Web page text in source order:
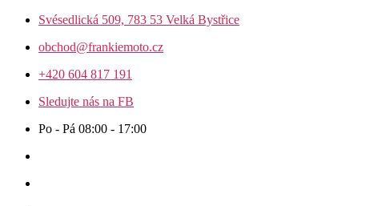
Přejít
obsahu
Svésedlická 509, 783 53 Velká Bystřice
obchod@frankiemoto.cz
+420 604 817 191
Sledujte nás na FB
Po - Pá 08:00 - 17:00